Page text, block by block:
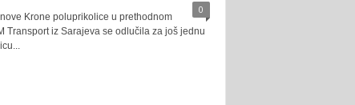
0
Krone poluprikolice u prethodnom
Transport iz Sarajeva se odlučila za još jednu